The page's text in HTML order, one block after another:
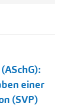
einer
(SVP)